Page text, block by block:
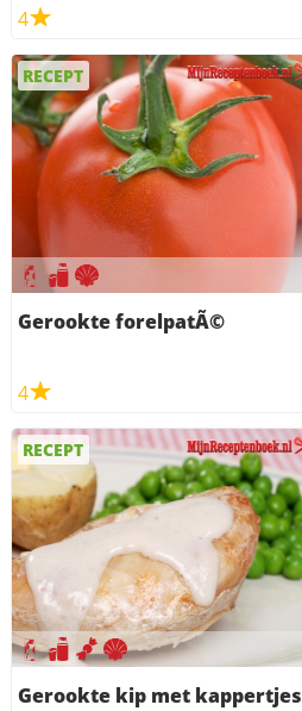
4
RECEPT
Gerookte forelpatÃ©
4
RECEPT
Gerookte kip met kappertjes